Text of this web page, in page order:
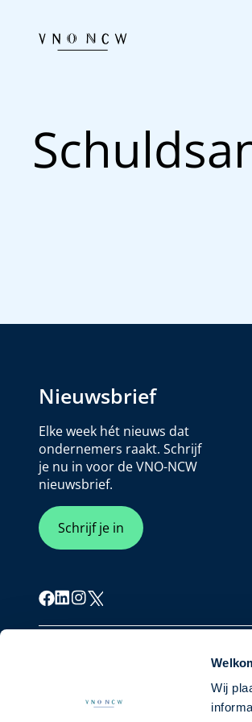
Wij
Nieuwsbrief
Elke week hét nieuws dat
ondernemers raakt. Schrijf
je nu in voor de VNO-NCW
nieuwsbrief.
Schrijf je in
Privacybeleid